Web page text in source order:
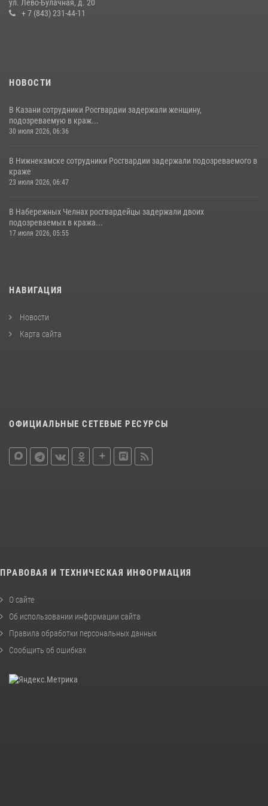
28 июля 2026, 09:38 4
ул. Лево-Булачная, д. 20
+ 7 (843) 231-44-11
НОВОСТИ
В Казани сотрудники Росгвардии задержали женщину,
подозреваемую в краж...
30 июля 2026, 06:36
В Нижнекамске сотрудники Росгвардии задержали подозреваемого в
краже
23 июля 2026, 06:47
В Набережных Челнах росгвардейцы задержали двоих
подозреваемых в кража...
17 июля 2026, 05:55
НАВИГАЦИЯ
Новости
Карта сайта
ОФИЦИАЛЬНЫЕ СЕТЕВЫЕ РЕСУРСЫ
ПРАВОВАЯ И ТЕХНИЧЕСКАЯ ИНФОРМАЦИЯ
О сайте
Об использовании информации сайта
Правила обработки персональных данных
Сообщить об ошибках